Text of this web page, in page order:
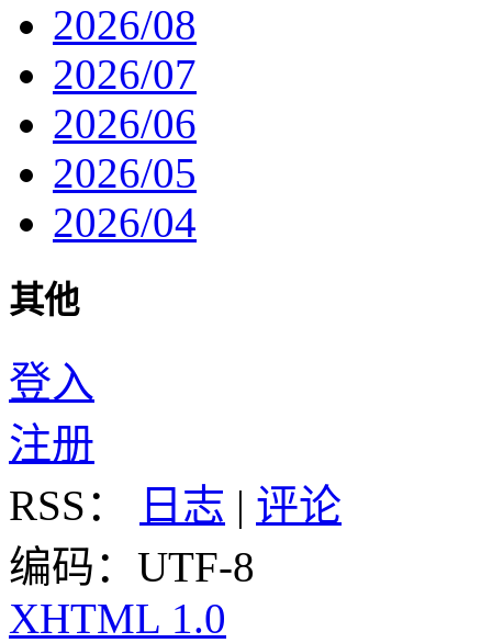
2026/08
2026/07
2026/06
2026/05
2026/04
其他
登入
注册
RSS：
日志 | 评论
编码：UTF-8
XHTML 1.0